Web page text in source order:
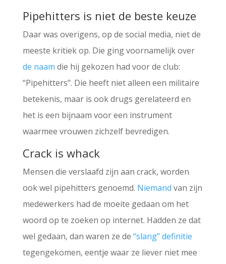
Pipehitters is niet de beste keuze
Daar was overigens, op de social media, niet de
meeste kritiek op. Die ging voornamelijk over
de naam die hij gekozen had voor de club:
“Pipehitters”. Die heeft niet alleen een militaire
betekenis, maar is ook drugs gerelateerd en
het is een bijnaam voor een instrument
waarmee vrouwen zichzelf bevredigen.
Crack is whack
Mensen die verslaafd zijn aan crack, worden
ook wel pipehitters genoemd. Niemand van zijn
medewerkers had de moeite gedaan om het
woord op te zoeken op internet. Hadden ze dat
wel gedaan, dan waren ze de “slang” definitie
tegengekomen, eentje waar ze liever niet mee